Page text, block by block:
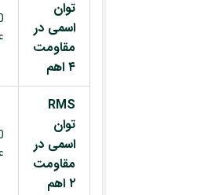
توان
اسمی در
مقاومت
۴ اهم
RMS
توان
اسمی در
مقاومت
۲ اهم